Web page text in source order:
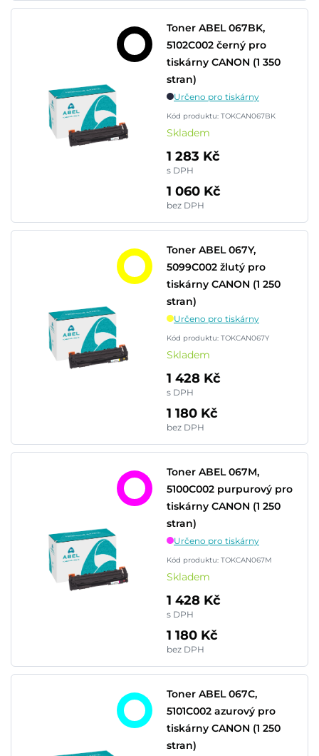
Toner ABEL 067BK,
5102C002 černý pro
tiskárny CANON (1 350
stran)
Určeno pro tiskárny
Kód produktu: TOKCAN067BK
Skladem
1 283 Kč
s DPH
1 060 Kč
bez DPH
Toner ABEL 067Y,
5099C002 žlutý pro
tiskárny CANON (1 250
stran)
Určeno pro tiskárny
Kód produktu: TOKCAN067Y
Skladem
1 428 Kč
s DPH
1 180 Kč
bez DPH
Toner ABEL 067M,
5100C002 purpurový pro
tiskárny CANON (1 250
stran)
Určeno pro tiskárny
Kód produktu: TOKCAN067M
Skladem
1 428 Kč
s DPH
1 180 Kč
bez DPH
Toner ABEL 067C,
5101C002 azurový pro
tiskárny CANON (1 250
stran)